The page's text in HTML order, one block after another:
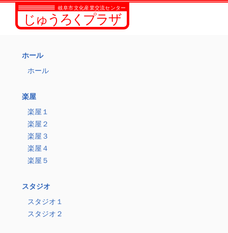
ホール
ホール
楽屋
楽屋１
楽屋２
楽屋３
楽屋４
楽屋５
スタジオ
スタジオ１
スタジオ２